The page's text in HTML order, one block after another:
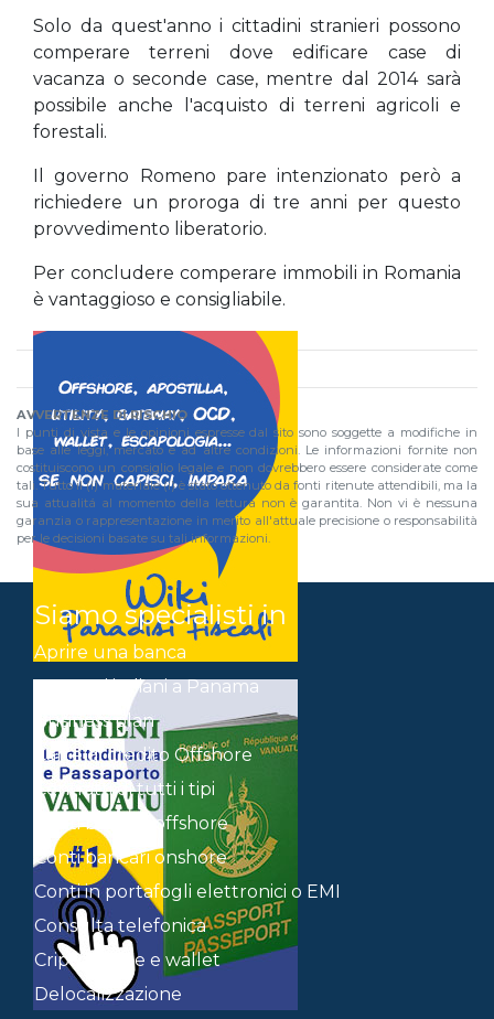
Solo da quest'anno i cittadini stranieri possono
comperare terreni dove edificare case di
vacanza o seconde case, mentre dal 2014 sarà
possibile anche l'acquisto di terreni agricoli e
forestali.
Il governo Romeno pare intenzionato però a
richiedere un proroga di tre anni per questo
provvedimento liberatorio.
Per concludere comperare immobili in Romania
è vantaggioso e consigliabile.
AVVERTENZE DI RISCHIO
I punti di vista e le opinioni espresse dal sito sono soggette a modifiche in
base alle leggi, mercato e ad altre condizioni. Le informazioni fornite non
costituiscono un consiglio legale e non dovrebbero essere considerate come
tali. Tutto il (i) materiale (i) è stato ottenuto da fonti ritenute attendibili, ma la
sua attualitá al momento della lettura non è garantita. Non vi è nessuna
garanzia o rappresentazione in merito all'attuale precisione o responsabilità
per le decisioni basate su tali informazioni.
Siamo specialisti in
Aprire una banca
Avvocati italiani a Panama
Business plan
Carte di credito Offshore
Contratti di tutti i tipi
Conti bancari offshore
Conti bancari onshore
Conti in portafogli elettronici o EMI
Consulta telefonica
Criptovalute e wallet
Delocalizzazione